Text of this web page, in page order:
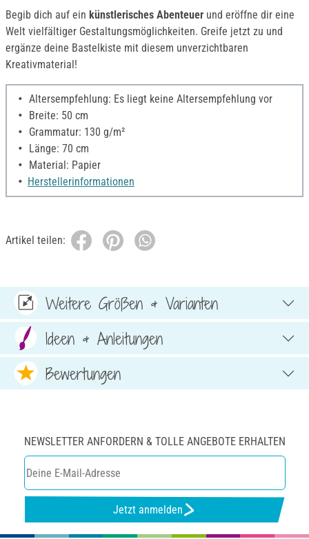
Begib dich auf ein künstlerisches Abenteuer und eröffne dir eine
Welt vielfältiger Gestaltungsmöglichkeiten. Greife jetzt zu und
ergänze deine Bastelkiste mit diesem unverzichtbaren
Kreativmaterial!
Altersempfehlung: Es liegt keine Altersempfehlung vor
Breite: 50 cm
Grammatur: 130 g/m²
Länge: 70 cm
Material: Papier
Herstellerinformationen
Artikel teilen:
Weitere Größen & Varianten
Ideen & Anleitungen
Bewertungen
NEWSLETTER ANFORDERN & TOLLE ANGEBOTE ERHALTEN
Jetzt anmelden